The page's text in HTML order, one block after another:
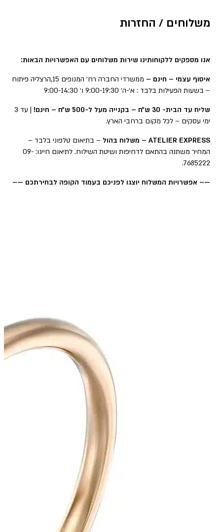
משלוחים / החזרות
אנו מספקים ללקוחותינו שירות משלוחים עם האפשרויות הבאות:
איסוף עצמי – חינם –
ממשרדי החברה רח׳ המנופים 15,הרצליה פיתוח
– בשעות הפעילות בלבד : א׳-ה׳ 9:00-19:30 ו׳ 9:00-14:30
שליח עד הבית- 30 ש״ח – בקנייה מעל ל-500 ש״ח – חינם!
| עד 3
ימי עסקים – לכל מקום ברחבי הארץ.
ATELIER EXPRESS – משלוח בהול
– בתיאום טלפוני בלבד –
המחיר משתנה בהתאם לדחיפות ושיטת השילוח. לתיאום חייגו: 09-
7685222.
—– אפשרויות המשלוח יוצגו לפניכם בעמוד הקופה לבחירתכם —–